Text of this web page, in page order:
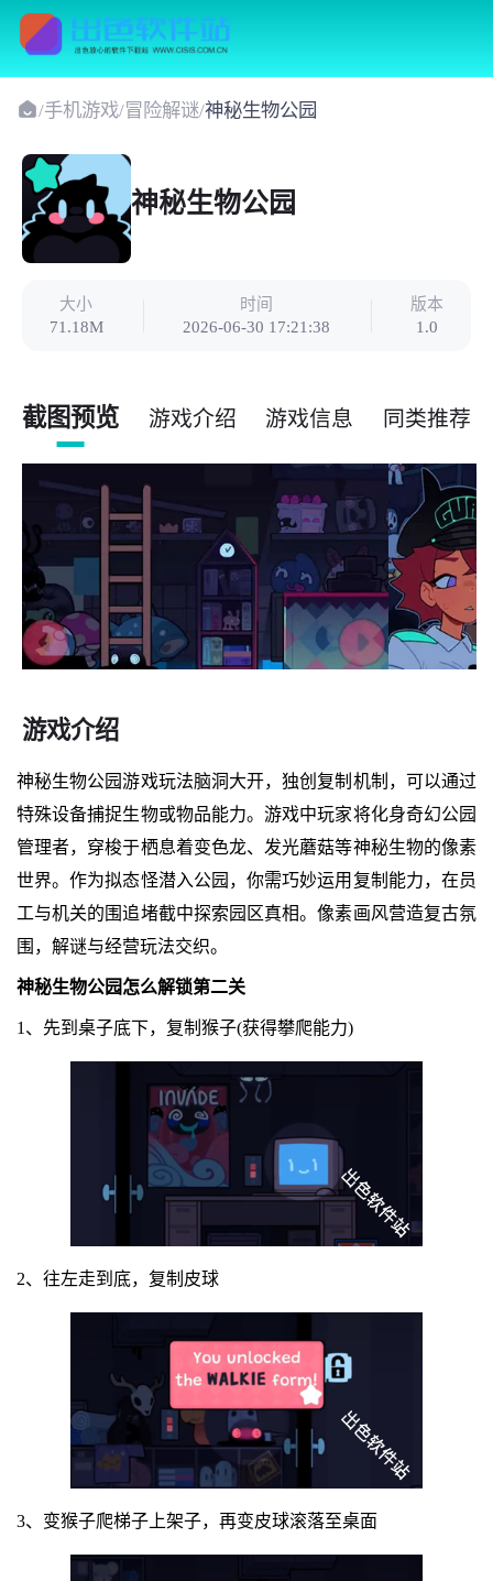
/手机游戏/冒险解谜/神秘生物公园
神秘生物公园
大小
71.18M
时间
2026-06-30 17:21:38
版本
1.0
截图预览 游戏介绍 游戏信息 同类推荐
游戏介绍
神秘生物公园游戏玩法脑洞大开，独创复制机制，可以通过
特殊设备捕捉生物或物品能力。游戏中玩家将化身奇幻公园
管理者，穿梭于栖息着变色龙、发光蘑菇等神秘生物的像素
世界。作为拟态怪潜入公园，你需巧妙运用复制能力，在员
工与机关的围追堵截中探索园区真相。像素画风营造复古氛
围，解谜与经营玩法交织。
神秘生物公园怎么解锁第二关
1、先到桌子底下，复制猴子(获得攀爬能力)
2、往左走到底，复制皮球
3、变猴子爬梯子上架子，再变皮球滚落至桌面